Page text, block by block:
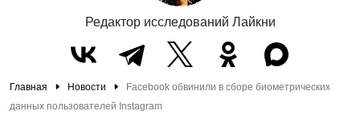
Редактор исследований Лайкни
Главная Новости
Facebook обвинили в сборе биометрических
данных пользователей Instagram